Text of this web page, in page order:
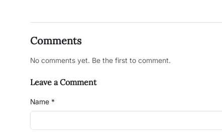
Comments
No comments yet. Be the first to comment.
Leave a Comment
Name *